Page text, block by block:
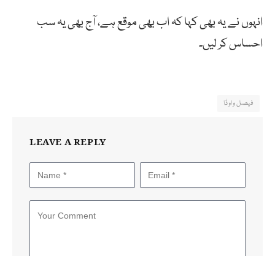
انہوں نے یہ بھی کہا کہ اب بھی موقع ہے، آج بھی یہ سب
احساس کر لیں۔
فیصل واوڈا
LEAVE A REPLY